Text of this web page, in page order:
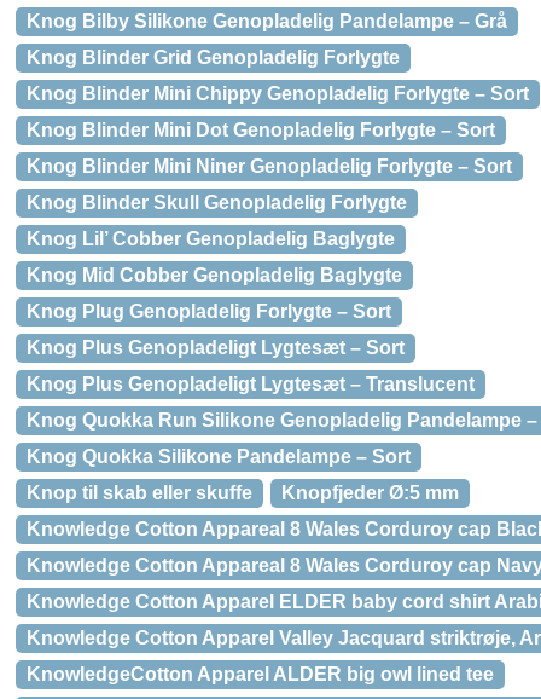
Knog Bilby Silikone Genopladelig Pandelampe – Grå
Knog Blinder Grid Genopladelig Forlygte
Knog Blinder Mini Chippy Genopladelig Forlygte – Sort
Knog Blinder Mini Dot Genopladelig Forlygte – Sort
Knog Blinder Mini Niner Genopladelig Forlygte – Sort
Knog Blinder Skull Genopladelig Forlygte
Knog Lil’ Cobber Genopladelig Baglygte
Knog Mid Cobber Genopladelig Baglygte
Knog Plug Genopladelig Forlygte – Sort
Knog Plus Genopladeligt Lygtesæt – Sort
Knog Plus Genopladeligt Lygtesæt – Translucent
Knog Quokka Run Silikone Genopladelig Pandelampe
Knog Quokka Silikone Pandelampe – Sort
Knop til skab eller skuffe
Knopfjeder Ø:5 mm
Knowledge Cotton Appareal 8 Wales Corduroy cap
Knowledge Cotton Appareal 8 Wales Corduroy cap
Knowledge Cotton Apparel ELDER baby cord shirt
Knowledge Cotton Apparel Valley Jacquard striktrøje,
KnowledgeCotton Apparel ALDER big owl lined tee